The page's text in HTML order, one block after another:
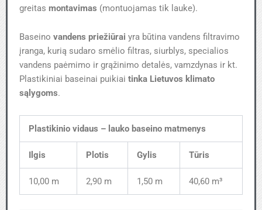
greitas montavimas (montuojamas tik lauke).
Baseino vandens priežiūrai yra būtina vandens filtravimo
įranga, kurią sudaro smėlio filtras, siurblys, specialios
vandens paėmimo ir grąžinimo detalės, vamzdynas ir kt.
Plastikiniai baseinai puikiai tinka Lietuvos klimato
sąlygoms.
Plastikinio vidaus – lauko baseino matmenys
Ilgis Plotis Gylis Tūris
10,00 m 2,90 m 1,50 m 40,60 m³